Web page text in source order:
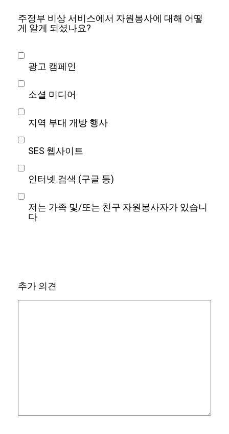
주정부 비상 서비스에서 자원봉사에 대해 어떻
게 알게 되셨나요?
광고 캠페인
소셜 미디어
지역 부대 개방 행사
SES 웹사이트
인터넷 검색 (구글 등)
저는 가족 및/또는 친구 자원봉사자가 있습니
다
추가 의견